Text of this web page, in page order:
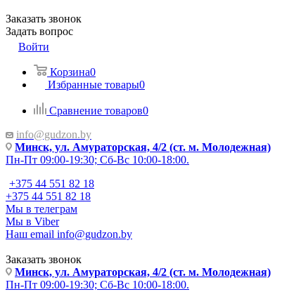
Заказать звонок
Задать вопрос
Войти
Корзина0
Избранные товары0
Сравнение товаров0
info@gudzon.by
Минск, ул. Амураторская, 4/2 (ст. м. Молодежная)
Пн-Пт 09:00-19:30; Сб-Вс 10:00-18:00.
+375 44 551 82 18
+375 44 551 82 18
Мы в телеграм
Мы в Viber
Наш email info@gudzon.by
Заказать звонок
Минск, ул. Амураторская, 4/2 (ст. м. Молодежная)
Пн-Пт 09:00-19:30; Сб-Вс 10:00-18:00.